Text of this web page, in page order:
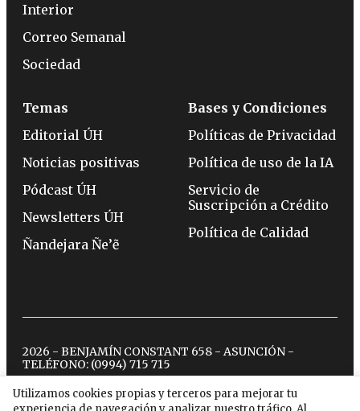
Utilizamos cookies propias y terceros para mejorar tu
Interior
Correo Semanal
Sociedad
Temas
Editorial ÚH
Noticias positivas
Pódcast ÚH
Newsletters ÚH
Ñandejara Ñe’ẽ
Bases y Condiciones
Políticas de Privacidad
Política de uso de la IA
Servicio de
Suscripción a Crédito
Política de Calidad
2026 - BENJAMÍN CONSTANT 658 - ASUNCIÓN -
TELÉFONO: (0994) 715 715